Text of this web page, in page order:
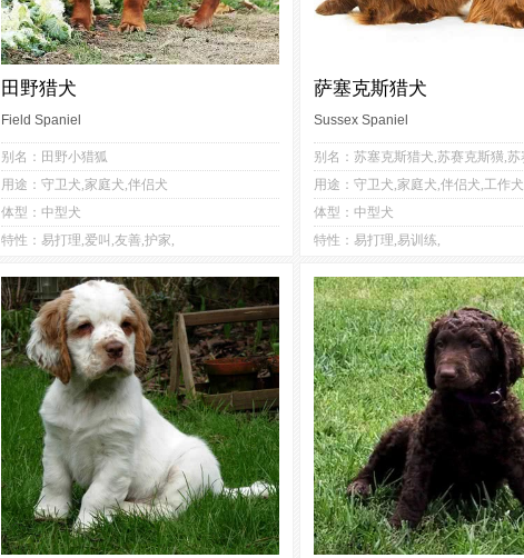
田野猎犬
Field Spaniel
别名：田野小猎狐
用途：守卫犬,家庭犬,伴侣犬
体型：中型犬
特性：易打理,爱叫,友善,护家,
4
1
3
3
萨塞克斯猎犬
Sussex Spaniel
用途：守卫犬,家庭犬,伴侣犬,工作犬
体型：中型犬
特性：易打理,易训练,
3 3
2 2
3
5